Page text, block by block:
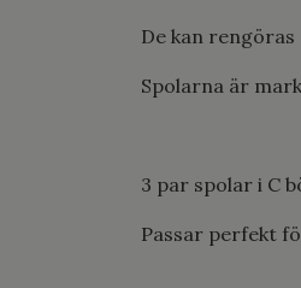
De kan
Spolarna är
3 par spolar i C
Passar perfekt